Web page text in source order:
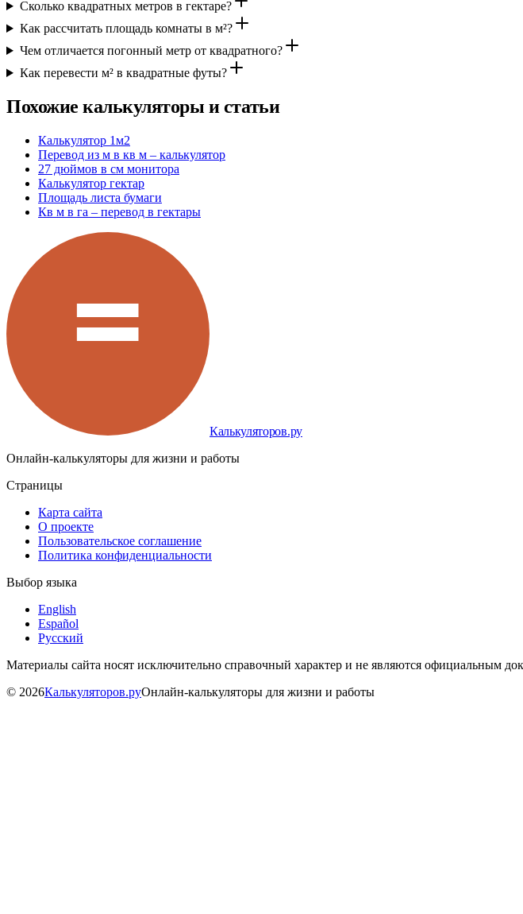
Сколько квадратных метров в гектаре?
Как рассчитать площадь комнаты в м²?
Чем отличается погонный метр от квадратного?
Как перевести м² в квадратные футы?
Похожие калькуляторы и статьи
Калькулятор 1м2
Перевод из м в кв м – калькулятор
27 дюймов в см монитора
Калькулятор гектар
Площадь листа бумаги
Кв м в га – перевод в гектары
Калькуляторов.ру
Онлайн-калькуляторы для жизни и работы
Страницы
Карта сайта
О проекте
Пользовательское соглашение
Политика конфиденциальности
Выбор языка
English
Español
Русский
Материалы сайта носят исключительно справочный характер и не являются официальным
© 2026Калькуляторов.руОнлайн-калькуляторы для жизни и работы